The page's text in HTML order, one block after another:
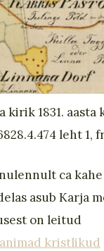
kirik 1831. aasta
leht 1,
ca
asub Karja
on leitud
kristlikud